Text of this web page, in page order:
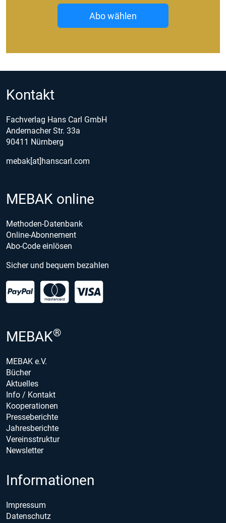
Abo wählen
Kontakt
Fachverlag Hans Carl GmbH
Andernacher Str. 33a
90411 Nürnberg
mebak[at]hanscarl.com
MEBAK online
Methoden-Datenbank
Online-Abonnement
Abo-Code einlösen
Sicher und bequem bezahlen
MEBAK®
MEBAK e.V.
Bücher
Aktuelles
Info / Kontakt
Kooperationen
Presseberichte
Jahresberichte
Vereinsstruktur
Newsletter
Informationen
Impressum
Datenschutz